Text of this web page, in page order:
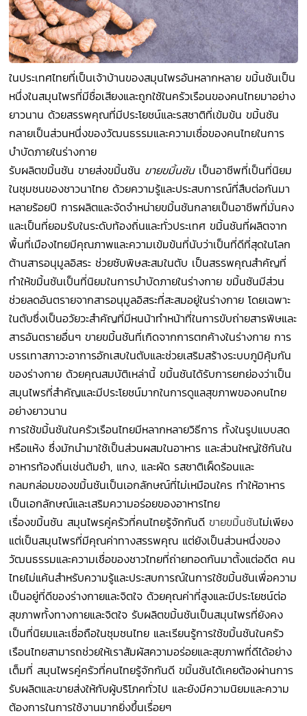
ในประเทศไทยที่เป็นเจ้าบ้านของสมุนไพรอันหลากหลาย ขมิ้นชันเป็น
หนึ่งในสมุนไพรที่มีชื่อเสียงและถูกใช้ในครัวเรือนของคนไทยมาอย่าง
ยาวนาน ด้วยสรรพคุณที่มีประโยชน์และรสชาติที่เข้มข้น ขมิ้นชัน
กลายเป็นส่วนหนึ่งของวัฒนธรรมและความเชื่อของคนไทยในการ
บำบัดภายในร่างกาย
รับผลิตขมิ้นชัน ขายส่งขมิ้นชัน ขายขมิ้นชันเป็นอาชีพที่เป็นที่นิยม
ในชุมชนของชาวนาไทย ด้วยความรู้และประสบการณ์ที่สืบต่อกันมา
หลายร้อยปี การผลิตและจัดจำหน่ายขมิ้นชันกลายเป็นอาชีพที่มั่นคง
และเป็นที่ยอมรับในระดับท้องถิ่นและทั่วประเทศ ขมิ้นชันที่ผลิตจาก
พื้นที่เมืองไทยมีคุณภาพและความเข้มข้นที่นับว่าเป็นที่ดีที่สุดในโลก
ต้านสารอนุมูลอิสระ ช่วยซับพิษสะสมในตับ เป็นสรรพคุณสำคัญที่
ทำให้ขมิ้นชันเป็นที่นิยมในการบำบัดภายในร่างกาย ขมิ้นชันมีส่วน
ช่วยลดอันตรายจากสารอนุมูลอิสระที่สะสมอยู่ในร่างกาย โดยเฉพาะ
ในตับซึ่งเป็นอวัยวะสำคัญที่มีหนน้าทำหน้าที่ในการขับถ่ายสารพิษและ
สารอันตรายอื่นๆ ขายขมิ้นชันที่เกิดจากการตกค้างในร่างกาย การ
บรรเทาสภาวะอาการอักเสบในตับและช่วยเสริมสร้างระบบภูมิคุ้มกัน
ของร่างกาย ด้วยคุณสมบัติเหล่านี้ ขมิ้นชันได้รับการยกย่องว่าเป็น
สมุนไพรที่สำคัญและมีประโยชน์มากในการดูแลสุขภาพของคนไทย
อย่างยาวนาน
การใช้ขมิ้นชันในครัวเรือนไทยมีหลากหลายวิธีการ ทั้งในรูปแบบสด
หรือแห้ง ซึ่งมักนำมาใช้เป็นส่วนผสมในอาหาร และส่วนใหญ่ใช้กันใน
อาหารท้องถิ่นเช่นต้มยำ, แกง, และผัด รสชาติเผ็ดร้อนและ
กลมกล่อมของขมิ้นชันเป็นเอกลักษณ์ที่ไม่เหมือนใคร ทำให้อาหาร
เป็นเอกลักษณ์และเสริมความอร่อยของอาหารไทย
เรื่องขมิ้นชัน สมุนไพรคู่ครัวที่คนไทยรู้จักกันดีขายขมิ้นชันไม่เพียง
แต่เป็นสมุนไพรที่มีคุณค่าทางสรรพคุณ แต่ยังเป็นส่วนหนึ่งของ
วัฒนธรรมและความเชื่อของชาวไทยที่ถ่ายทอดกันมาตั้งแต่อดีต คน
ไทยไม่แค้นสำหรับความรู้และประสบการณ์ในการใช้ขมิ้นชันเพื่อความ
เป็นอยู่ที่ดีของร่างกายและจิตใจ ด้วยคุณค่าที่สูงและมีประโยชน์ต่อ
สุขภาพทั้งทางกายและจิตใจ รับผลิตขมิ้นชันเป็นสมุนไพรที่ยังคง
เป็นที่นิยมและเชื่อถือในชุมชนไทย และเรียนรู้การใช้ขมิ้นชันในครัว
เรือนไทยสามารถช่วยให้เราสัมผัสความอร่อยและสุขภาพที่ดีได้อย่าง
เต็มที่ สมุนไพรคู่ครัวที่คนไทยรู้จักกันดี ขมิ้นชันได้เคยต้องผ่านการ
รับผลิตและขายส่งให้กับผู้บริโภคทั่วไป และยังมีความนิยมและความ
ต้องการในการใช้งานมากยิ่งขึ้นเรื่อยๆ